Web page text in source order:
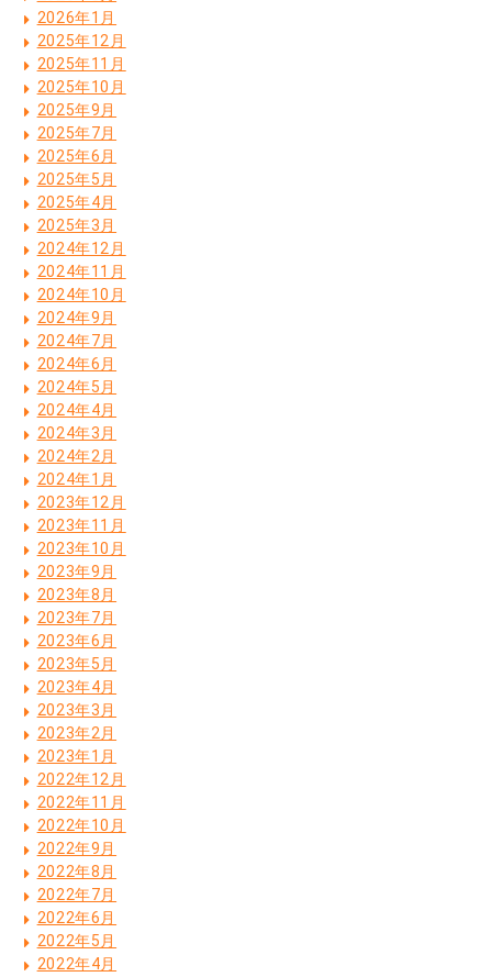
2026年1月
2025年12月
2025年11月
2025年10月
2025年9月
2025年7月
2025年6月
2025年5月
2025年4月
2025年3月
2024年12月
2024年11月
2024年10月
2024年9月
2024年7月
2024年6月
2024年5月
2024年4月
2024年3月
2024年2月
2024年1月
2023年12月
2023年11月
2023年10月
2023年9月
2023年8月
2023年7月
2023年6月
2023年5月
2023年4月
2023年3月
2023年2月
2023年1月
2022年12月
2022年11月
2022年10月
2022年9月
2022年8月
2022年7月
2022年6月
2022年5月
2022年4月